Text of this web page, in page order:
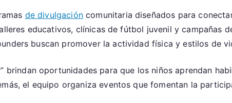
de divulgacióncomunitaria diseñados para
educativos, clínicas de fútbol juvenil y campañas
buscan promover la actividad física y estilos de
brindan oportunidades para que los niños aprendan
el equipo organiza eventos que fomentan la